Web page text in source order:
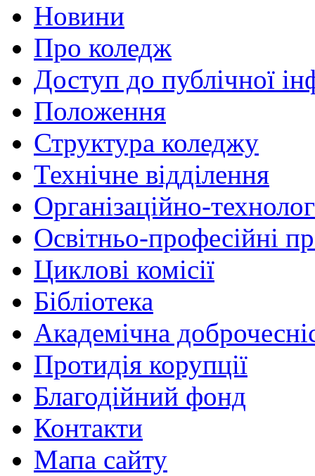
Новини
Про коледж
Доступ до публічної
Положення
Структура коледжу
Технічне відділення
Організаційно-
Освітньо-професійні
Циклові комісії
Бібліотека
Академічна
Протидія корупції
Благодійний фонд
Контакти
Мапа сайту